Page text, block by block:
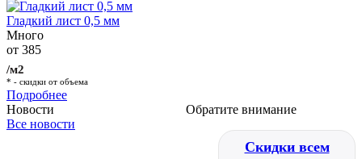
Гладкий лист 0,5 мм
Много
от 385
/м2
* - скидки от объема
Подробнее
Обратите внимание
Скидки всем
Новости
Все новости